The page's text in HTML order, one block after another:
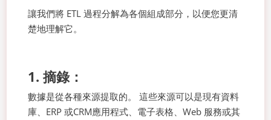
讓我們將 ETL 過程分解為各個組成部分，以便您更清
楚地理解它。
1. 摘錄：
數據是從各種來源提取的。 這些來源可以是現有資料
庫、ERP 或CRM應用程式、電子表格、Web 服務或其